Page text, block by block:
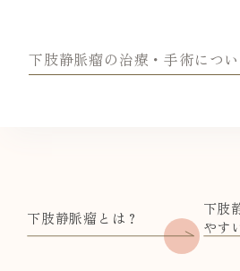
下肢静脈瘤の治療・手術につ
下肢静脈瘤とは？
下肢
やす